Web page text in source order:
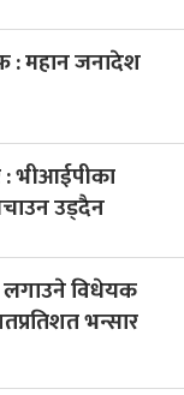
: महान जनादेश
: भीआईपीका
उड्दैन
लगाउने विधेयक
भन्सार